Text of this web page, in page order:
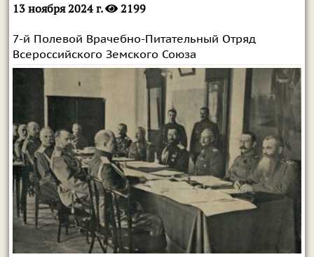
13 ноября 2024 г. 2199
7-й Полевой Врачебно-Питательный Отряд
Всероссийского Земского Союза